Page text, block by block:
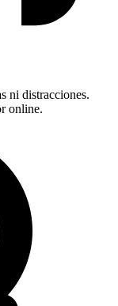
ni distracciones.
online.